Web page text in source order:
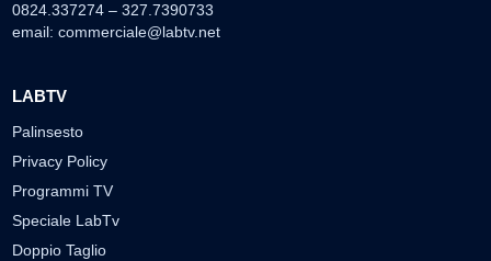
0824.337274 – 327.7390733
email: commerciale@labtv.net
LABTV
Palinsesto
Privacy Policy
Programmi TV
Speciale LabTv
Doppio Taglio